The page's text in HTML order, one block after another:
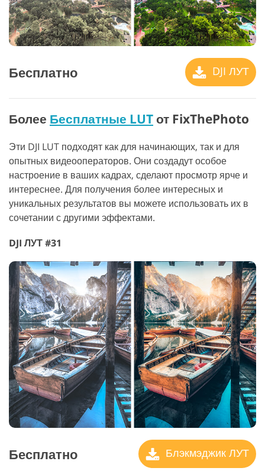
Бесплатно DJI ЛУТ
Более Бесплатные LUTот FixThePhoto
Эти DJI LUT подходят как для начинающих, так и для
опытных видеооператоров. Они создадут особое
настроение в ваших кадрах, сделают просмотр ярче и
интереснее. Для получения более интересных и
уникальных результатов вы можете использовать их в
сочетании с другими эффектами.
DJI ЛУТ #31
Бесплатно Блэкмэджик ЛУТ